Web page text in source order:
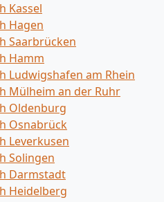
Kassel
Hagen
Saarbrücken
Hamm
Ludwigshafen am Rhein
Mülheim an der Ruhr
Oldenburg
Osnabrück
Leverkusen
Solingen
Darmstadt
Heidelberg